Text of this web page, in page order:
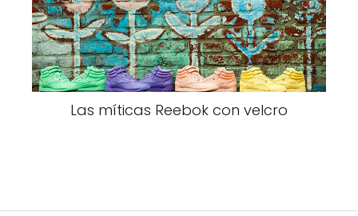
Las míticas Reebok con velcro